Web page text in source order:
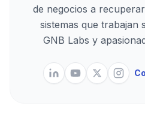
de negocios a
sistemas que trabajan
GNB Labs y